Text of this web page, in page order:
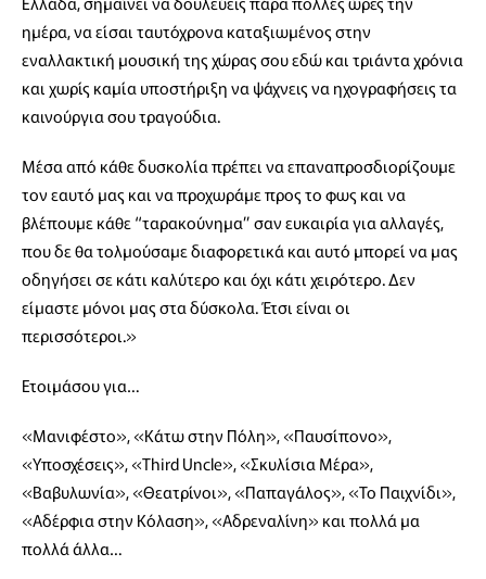
ημέρα, να είσαι ταυτόχρονα καταξιωμένος στην
εναλλακτική μουσική της χώρας σου εδώ και τριάντα χρόνια
και χωρίς καμία υποστήριξη να ψάχνεις να ηχογραφήσεις τα
καινούργια σου τραγούδια.
Μέσα από κάθε δυσκολία πρέπει να επαναπροσδιορίζουμε
τον εαυτό μας και να προχωράμε προς το φως και να
βλέπουμε κάθε “ταρακούνημα” σαν ευκαιρία για αλλαγές,
που δε θα τολμούσαμε διαφορετικά και αυτό μπορεί να μας
οδηγήσει σε κάτι καλύτερο και όχι κάτι χειρότερο. Δεν
είμαστε μόνοι μας στα δύσκολα. Έτσι είναι οι
περισσότεροι.»
Ετοιμάσου για…
«Μανιφέστο», «Κάτω στην Πόλη», «Παυσίπονο»,
«Υποσχέσεις», «Third Uncle», «Σκυλίσια Μέρα»,
«Βαβυλωνία», «Θεατρίνοι», «Παπαγάλος», «Το Παιχνίδι»,
«Αδέρφια στην Κόλαση», «Αδρεναλίνη» και πολλά μα
πολλά άλλα…